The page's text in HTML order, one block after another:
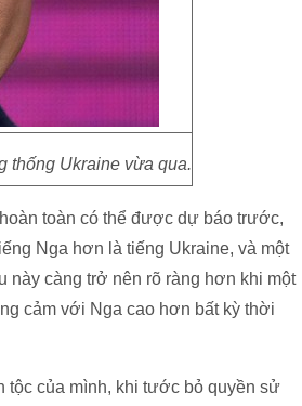
thống Ukraine vừa qua.
toàn có thể được dự báo trước,
Nga hơn là tiếng Ukraine, và một
càng trở nên rõ ràng hơn khi một
cảm với Nga cao hơn bất kỳ thời
tộc của mình, khi tước bỏ quyền sử